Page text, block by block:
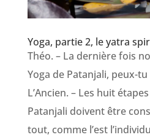
Yoga, partie 2, le yatra
Théo. – La dernière fois
Yoga de Patanjali, peux-tu
L’Ancien. – Les huit
Patanjali doivent être
tout, comme l’est